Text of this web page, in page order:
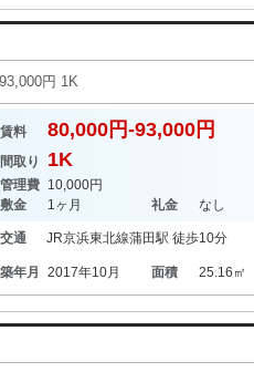
円 1K
賃料 80,000円-93,000円
間取り 1K
管理費 10,000円
敷金
1ヶ月 礼金 なし
交通 JR京浜東北線蒲田駅 徒歩10分
築年月 2017年10月 面積 25.16㎡